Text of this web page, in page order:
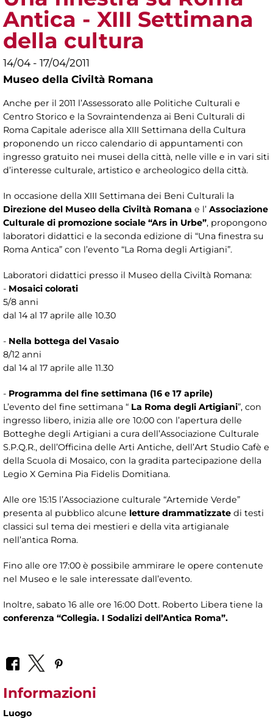
Antica - XIII Settimana
della cultura
14/04 - 17/04/2011
Museo della Civiltà Romana
Anche per il 2011 l’Assessorato alle Politiche Culturali e
Centro Storico e la Sovraintendenza ai Beni Culturali di
Roma Capitale aderisce alla XIII Settimana della Cultura
proponendo un ricco calendario di appuntamenti con
ingresso gratuito nei musei della città, nelle ville e in vari siti
d’interesse culturale, artistico e archeologico della città.
In occasione della XIII Settimana dei Beni Culturali la
Direzione del Museo della Civiltà Romana e l’ Associazione
Culturale di promozione sociale “Ars in Urbe”, propongono
laboratori didattici e la seconda edizione di “Una finestra su
Roma Antica” con l’evento “La Roma degli Artigiani”.
Laboratori didattici presso il Museo della Civiltà Romana:
- Mosaici colorati
5/8 anni
dal 14 al 17 aprile alle 10.30
- Nella bottega del Vasaio
8/12 anni
dal 14 al 17 aprile alle 11.30
- Programma del fine settimana (16 e 17 aprile)
L’evento del fine settimana “ La Roma degli Artigiani”, con
ingresso libero, inizia alle ore 10:00 con l’apertura delle
Botteghe degli Artigiani a cura dell’Associazione Culturale
S.P.Q.R., dell’Officina delle Arti Antiche, dell’Art Studio Cafè e
della Scuola di Mosaico, con la gradita partecipazione della
Legio X Gemina Pia Fidelis Domitiana.
Alle ore 15:15 l’Associazione culturale “Artemide Verde”
presenta al pubblico alcune letture drammatizzate di testi
classici sul tema dei mestieri e della vita artigianale
nell’antica Roma.
Fino alle ore 17:00 è possibile ammirare le opere contenute
nel Museo e le sale interessate dall’evento.
Inoltre, sabato 16 alle ore 16:00 Dott. Roberto Libera tiene la
conferenza “Collegia. I Sodalizi dell’Antica Roma”.
Informazioni
Luogo